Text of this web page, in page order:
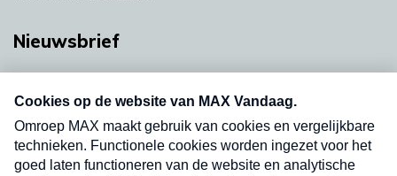
Nieuwsbrief
nieuwsbrief. Elke vrijdag- en dinsdagochtend in
uw mailbox.
Verzend